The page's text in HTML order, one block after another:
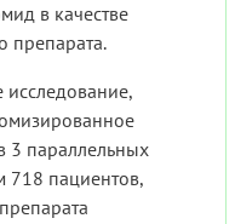
в качестве
препарата.
3 параллельных
718 пациентов,